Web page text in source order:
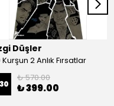
Düşler
Kurşun 2 Anlık Fırsatlar
30
₺ 570.00
₺ 399.00